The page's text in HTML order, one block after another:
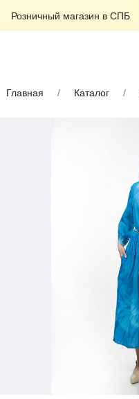
Розничный магазин в СПБ
Главная / Каталог /